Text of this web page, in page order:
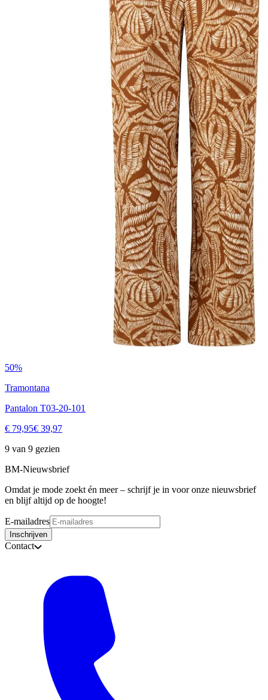
50%
Tramontana
Pantalon T03-20-101
€ 79,95€ 39,97
9 van 9 gezien
BM-Nieuwsbrief
Omdat je mode zoekt én meer – schrijf je in voor onze nieuwsbrief
en blijf altijd op de hoogte!
E-mailadres
Inschrijven
Contact